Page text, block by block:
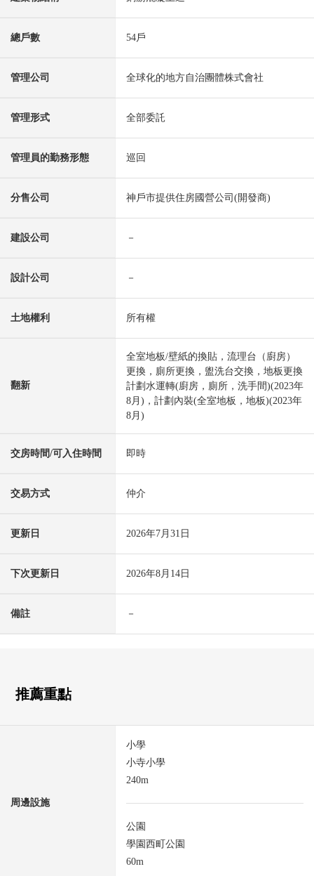
總戶數 54戶
管理公司 全球化的地方自治團體株式會社
管理形式 全部委託
管理員的勤務形態 巡回
分售公司 神戶市提供住房國營公司(開發商)
建設公司 －
設計公司 －
土地權利 所有權
翻新
全室地板/壁紙的換貼，流理台（廚房）
更換，廁所更換，盥洗台交換，地板更換
計劃水運轉(廚房，廁所，洗手間)(2023年
8月)，計劃內裝(全室地板，地板)(2023年
8月)
交房時間/可入住時間 即時
交易方式 仲介
更新日 2026年7月31日
下次更新日 2026年8月14日
備註 －
推薦重點
周邊設施
小學
小寺小學
240m
公園
學園西町公園
60m